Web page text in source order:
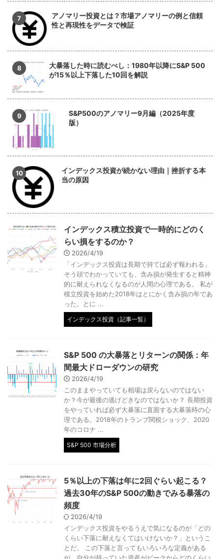
アノマリー投資とは？市場アノマリーの例と信頼
性と再現性をデータで検証
大暴落した時に読むべし：1980年以降にS&P 500
が15％以上下落した10回を解説
S&P500のアノマリー9月編（2025年度
版）
インデックス投資が続かない理由｜挫折する本
当の原因
インデックス積立投資で一時的にどのく
らい損をするのか？
2026/4/19
「インデックス投資は長期で持てば必ず報われる」
そう頭でわかっていても、含み損が発生すると精神
的に耐えられなくなるのが人間の心理である。 私が
積立投資を始めた2018年はとにかく含み損の年であ
った。とに ...
インデックス投資（記事一覧）
S&P 500 の大暴落とリターンの関係：年
間最大ドローダウンの研究
2026/4/19
このままやっていても相場は戻らないのではない
か？今が最後の逃げどきなのではないか？ 長期投資
をやっていれば必ず大暴落に直面する大暴落時の心
理である。2018年のトランプ関税ショック、2020
年のコロナ ...
S&P 500 市場分析
5％以上の下落は年に2回ぐらい起こる？
過去30年のS&P 500の動きでみる暴落の
頻度
2026/4/19
インデックス投資をやるうえで気になるのが「どの
くらい下落に耐えなくてはいけないか？」というこ
とだ。 この下落と言ってもいろいろな定義がある
が、自分が持っていた資産がピークからどのくらい